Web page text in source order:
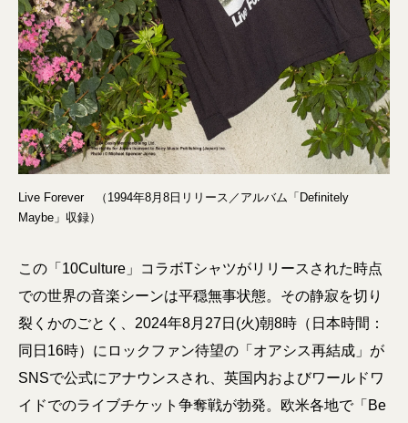
Live Forever （1994年8月8日リリース／アルバム「Definitely
Maybe」収録）
この「10Culture」コラボTシャツがリリースされた時点
での世界の音楽シーンは平穏無事状態。その静寂を切り
裂くかのごとく、2024年8月27日(火)朝8時（日本時間：
同日16時）にロックファン待望の「オアシス再結成」が
SNSで公式にアナウンスされ、英国内およびワールドワ
イドでのライブチケット争奪戦が勃発。欧米各地で「Be